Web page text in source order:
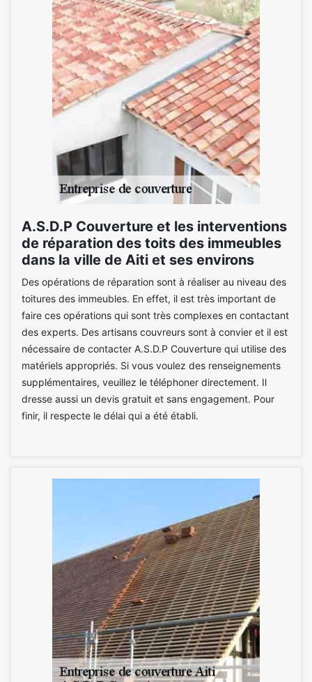
A.S.D.P Couverture et les interventions
de réparation des toits des immeubles
dans la ville de Aiti et ses environs
Des opérations de réparation sont à réaliser au niveau des
toitures des immeubles. En effet, il est très important de
faire ces opérations qui sont très complexes en contactant
des experts. Des artisans couvreurs sont à convier et il est
nécessaire de contacter A.S.D.P Couverture qui utilise des
matériels appropriés. Si vous voulez des renseignements
supplémentaires, veuillez le téléphoner directement. Il
dresse aussi un devis gratuit et sans engagement. Pour
finir, il respecte le délai qui a été établi.